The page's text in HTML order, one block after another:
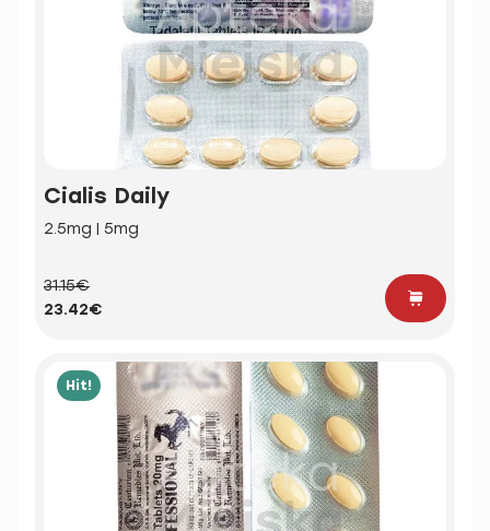
Cialis Daily
2.5mg | 5mg
31.15€
23.42€
Hit!